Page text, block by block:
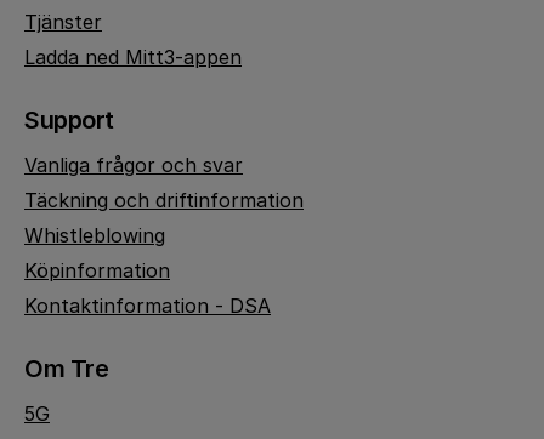
Tjänster
Ladda ned Mitt3-appen
Support
Vanliga frågor och svar
Täckning och driftinformation
Whistleblowing
Köpinformation
Kontaktinformation - DSA
Om Tre
5G